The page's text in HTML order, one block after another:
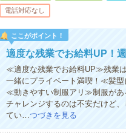
電話対応なし
ここがポイント！
適度な残業でお給料UP！
≪適度な残業でお給料UP≫残業
一緒にプライベート満喫！≪髪
≪動きやすい制服アリ≫制服があ
チャレンジするのは不安だけど
てい…つづきを見る